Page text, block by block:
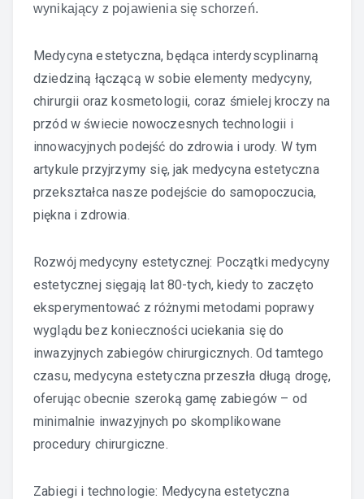
wynikający z pojawienia się schorzeń.
Medycyna estetyczna, będąca interdyscyplinarną
dziedziną łączącą w sobie elementy medycyny,
chirurgii oraz kosmetologii, coraz śmielej kroczy na
przód w świecie nowoczesnych technologii i
innowacyjnych podejść do zdrowia i urody. W tym
artykule przyjrzymy się, jak medycyna estetyczna
przekształca nasze podejście do samopoczucia,
piękna i zdrowia.
Rozwój medycyny estetycznej: Początki medycyny
estetycznej sięgają lat 80-tych, kiedy to zaczęto
eksperymentować z różnymi metodami poprawy
wyglądu bez konieczności uciekania się do
inwazyjnych zabiegów chirurgicznych. Od tamtego
czasu, medycyna estetyczna przeszła długą drogę,
oferując obecnie szeroką gamę zabiegów – od
minimalnie inwazyjnych po skomplikowane
procedury chirurgiczne.
Zabiegi i technologie: Medycyna estetyczna